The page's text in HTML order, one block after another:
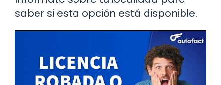
saber si esta opción está disponible.